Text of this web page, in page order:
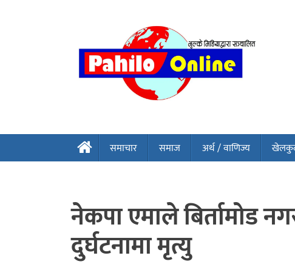
समाचार समाज अर्थ / वाणिज्य
नेकपा एमाले बिर्तामोड
दुर्घटनामा मृत्यु